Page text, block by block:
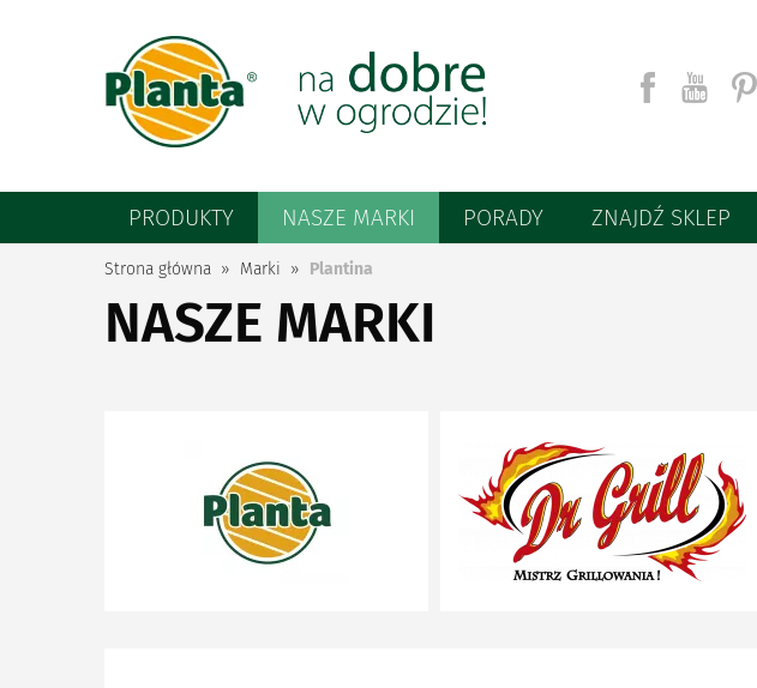
PRODUKTY NASZE MARKI PORADY ZNAJDŹ SKLEP
Strona główna Marki Plantina
NASZE MARKI